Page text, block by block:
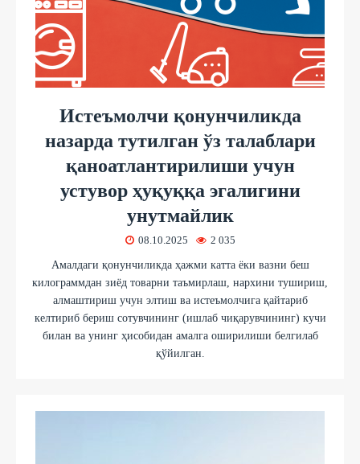
Истеъмолчи қонунчиликда
назарда тутилган ўз талаблари
қаноатлантирилиши учун
устувор ҳуқуққа эгалигини
унутмайлик
08.10.2025 2 035
Амалдаги қонунчиликда ҳажми катта ёки вазни беш
килограммдан зиёд товарни таъмирлаш, нархини тушириш,
алмаштириш учун элтиш ва истеъмолчига қайтариб
келтириб бериш сотувчининг (ишлаб чиқарувчининг) кучи
билан ва унинг ҳисобидан амалга оширилиши белгилаб
қўйилган.